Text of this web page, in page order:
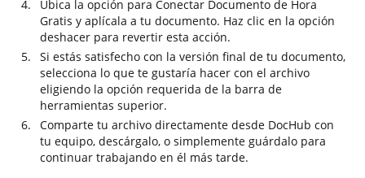
Ubica la opción para Conectar Documento de Hora
Gratis y aplícala a tu documento. Haz clic en la opción
deshacer para revertir esta acción.
Si estás satisfecho con la versión final de tu documento,
selecciona lo que te gustaría hacer con el archivo
eligiendo la opción requerida de la barra de
herramientas superior.
Comparte tu archivo directamente desde DocHub con
tu equipo, descárgalo, o simplemente guárdalo para
continuar trabajando en él más tarde.